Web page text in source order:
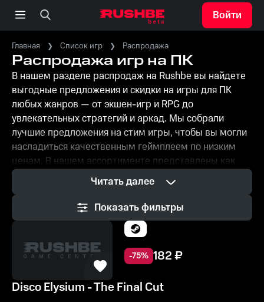
Войти
Главная Список игр Распродажа
Распродажа игр на ПК
В нашем разделе распродаж на Rushbe вы найдете
выгодные предложения и скидки на игры для ПК
любых жанров — от экшен-игр и RPG до
увлекательных стратегий и аркад. Мы собрали
лучшие предложения на стим игры, чтобы вы могли
насладиться качественным геймплеем по низким
ценам. В нашем ассортименте представлены как
топовые новинки, так и уже ставшие классикой игры,
которые давно завоевали любовь поклонников.
Скидки на игры обновляются регулярно, поэтому у
вас всегда есть шанс приобрести игры по акции и
сэкономить. Не упустите шанс купить игры по
выгодным ценам и пополнить свою коллекцию!
Читать далее
Показать фильтры
-75% 182₽
Disco Elysium - The Final Cut